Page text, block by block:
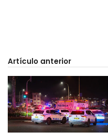
Artículo anterior